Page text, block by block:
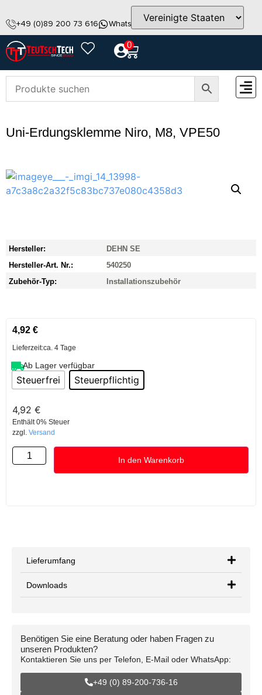
+49 (0)89 200 73 616 WhatsApp info@teutschtech.com
0
Uni-Erdungsklemme Niro, M8, VPE50
Hersteller:
DEHN SE
Hersteller-Art. Nr.:
540250
Zubehör-Typ:
Installationszubehör
4,92 €
Lieferzeit:ca. 4 Tage
Ab Lager verfügbar
Steuerfrei Steuerpflichtig
4,92 €
Enthält 0% Steuer
zzgl. Versand
In den Warenkorb
Lieferumfang
Downloads
Benötigen Sie eine Beratung oder haben Fragen zu
unseren Produkten?
Kontaktieren Sie uns per Telefon, E-Mail oder WhatsApp:
+49 (0) 89-200-736-16